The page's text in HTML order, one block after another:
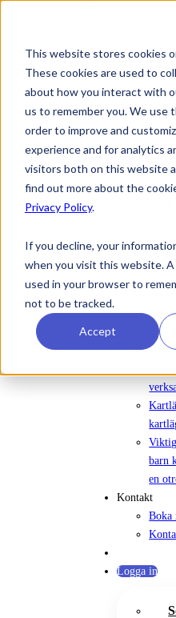
This website stores cookies
These cookies are used to
about how you interact with
us to remember you. We use
order to improve and
experience and for analytics
visitors both on this website
find out more about the
Privacy Policy.
If you decline, your
when you visit this website.
used in your browser to
not to be tracked.
Accept
Att köpa in
Nyheter
för
du
Om
barn
en
Kontakt
Boka
Logga in